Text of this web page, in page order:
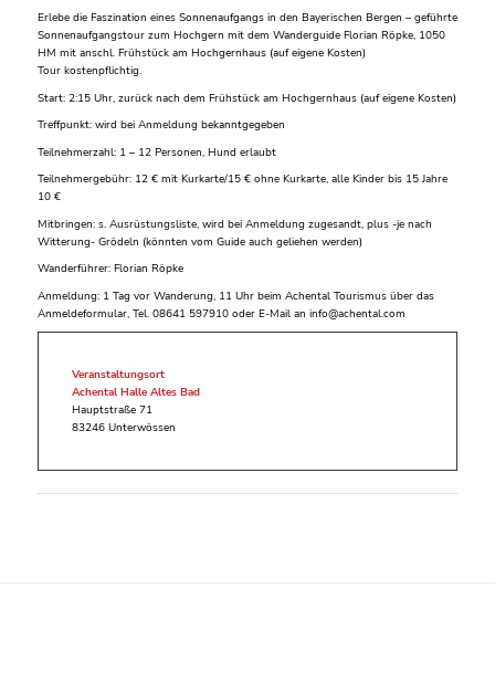
Erlebe die Faszination eines Sonnenaufgangs in den Bayerischen Bergen – geführte
Sonnenaufgangstour zum Hochgern mit dem Wanderguide Florian Röpke, 1050
HM mit anschl. Frühstück am Hochgernhaus (auf eigene Kosten)
Tour kostenpflichtig.
Start: 2:15 Uhr, zurück nach dem Frühstück am Hochgernhaus (auf eigene Kosten)
Treffpunkt: wird bei Anmeldung bekanntgegeben
Teilnehmerzahl: 1 – 12 Personen, Hund erlaubt
Teilnehmergebühr: 12 € mit Kurkarte/15 € ohne Kurkarte, alle Kinder bis 15 Jahre
10 €
Mitbringen: s. Ausrüstungsliste, wird bei Anmeldung zugesandt, plus -je nach
Witterung- Grödeln (könnten vom Guide auch geliehen werden)
Wanderführer: Florian Röpke
Anmeldung: 1 Tag vor Wanderung, 11 Uhr beim Achental Tourismus über das
Anmeldeformular, Tel. 08641 597910 oder E-Mail an info@achental.com
Veranstaltungsort
Achental Halle Altes Bad
Hauptstraße 71
83246 Unterwössen